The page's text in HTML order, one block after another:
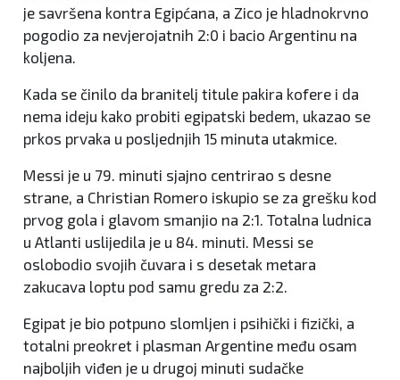
je savršena kontra Egipćana, a Zico je hladnokrvno
pogodio za nevjerojatnih 2:0 i bacio Argentinu na
koljena.
Kada se činilo da branitelj titule pakira kofere i da
nema ideju kako probiti egipatski bedem, ukazao se
prkos prvaka u posljednjih 15 minuta utakmice.
Messi je u 79. minuti sjajno centrirao s desne
strane, a Christian Romero iskupio se za grešku kod
prvog gola i glavom smanjio na 2:1. Totalna ludnica
u Atlanti uslijedila je u 84. minuti. Messi se
oslobodio svojih čuvara i s desetak metara
zakucava loptu pod samu gredu za 2:2.
Egipat je bio potpuno slomljen i psihički i fizički, a
totalni preokret i plasman Argentine među osam
najboljih viđen je u drugoj minuti sudačke